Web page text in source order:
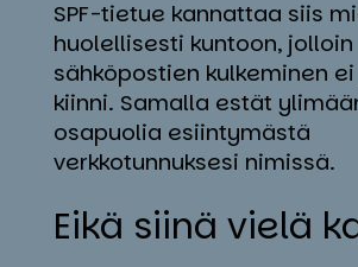
SPF-tietue kannattaa siis
huolellisesti kuntoon, jolloin
sähköpostien kulkeminen
kiinni. Samalla estät
osapuolia esiintymästä
verkkotunnuksesi nimissä.
Ei­kä sii­nä vie­lä